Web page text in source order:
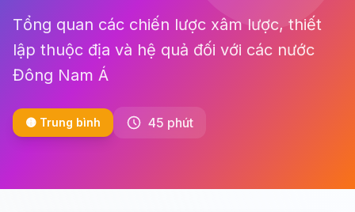
Tổng quan các chiến lược xâm lược, thiết
lập thuộc địa và hệ quả đối với các nước
Đông Nam Á
🟡 Trung bình 45 phút